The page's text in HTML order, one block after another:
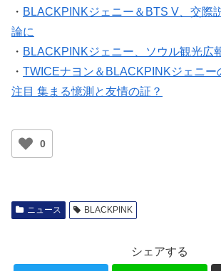
・ BLACKPINKジェニー＆BTS V、交際
論に
・ BLACKPINKジェニー、ソウル観光広
・ TWICEナヨン＆BLACKPINKジェニー
注目 集まる憶測と友情の証？
0
ニュース BLACKPINK
シェアする